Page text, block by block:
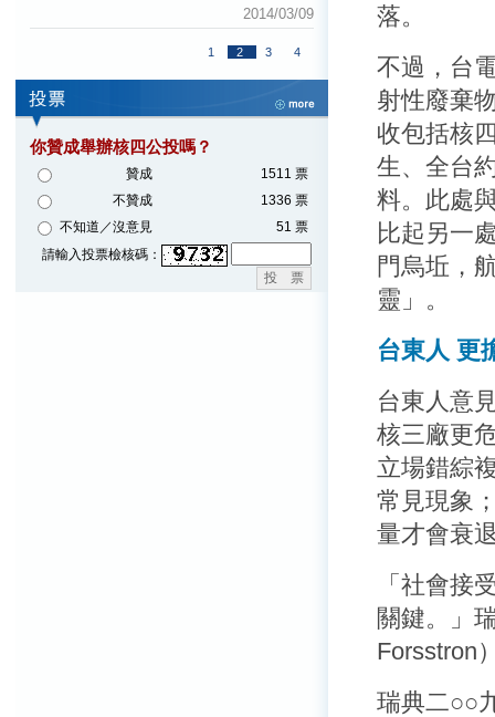
2014/03/09
1 2 3 4
你贊成舉辦核四公投嗎？
贊成
1511 票
不贊成
1336 票
不知道／沒意見
51 票
請輸入投票檢核碼：
落。
不過，台
射性廢棄
收包括核
生、全台
料。此處
比起另一
門烏坵，
靈」。
台東人 更
台東人意
核三廠更
立場錯綜
常見現象
量才會衰
「社會接
關鍵。」
Forsstron
瑞典二○○